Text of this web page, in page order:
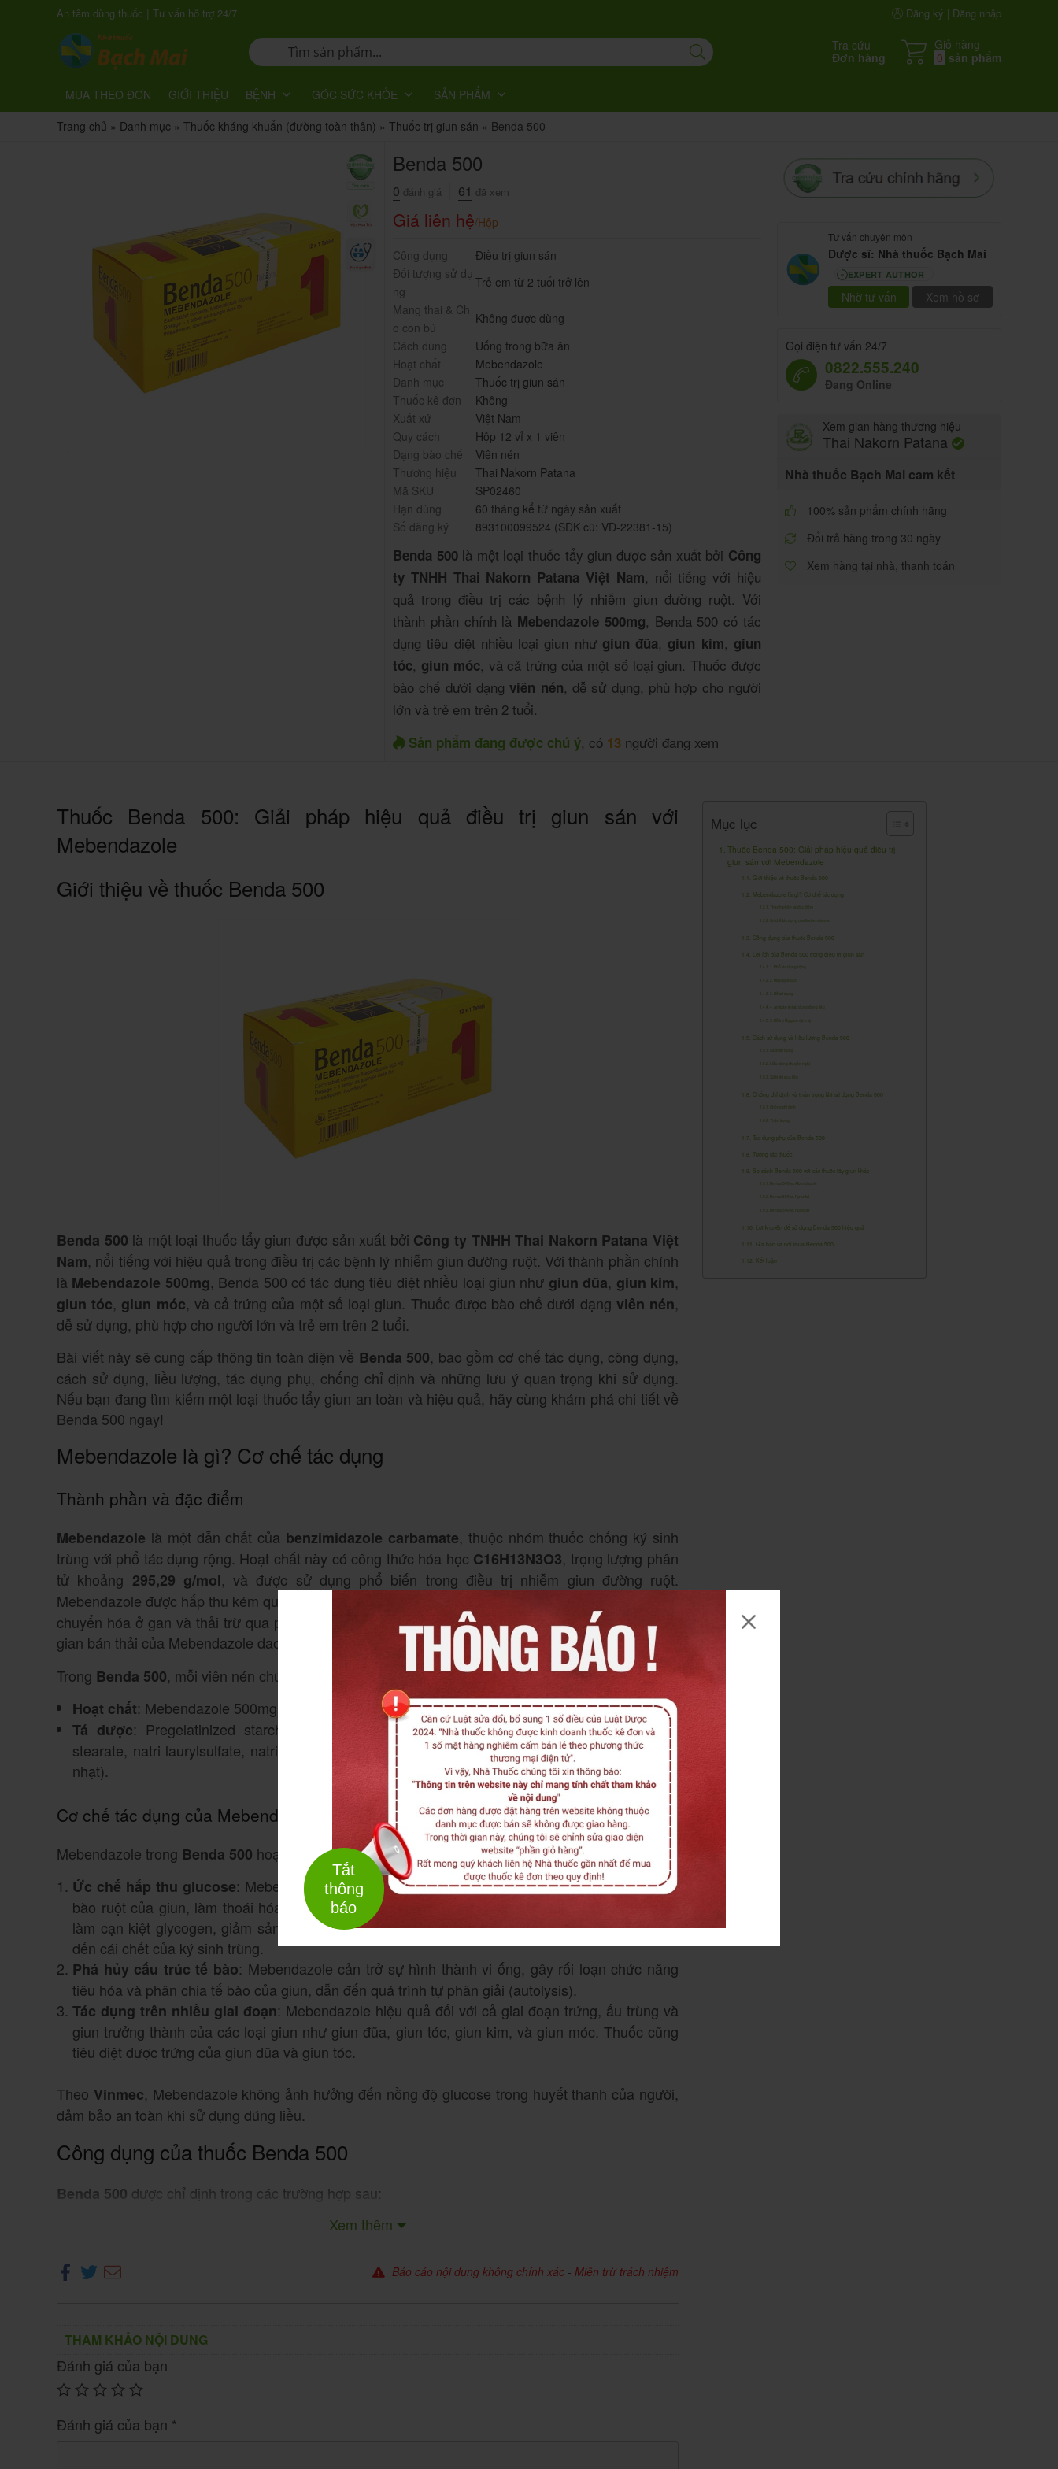
Tắt
thông
báo
An tâm dùng thuốc | Tư vấn hỗ trợ 24/7 Đăng ký | Đăng nhập
Tra cứu
Đơn hàng
Giỏ hàng
0 sản phẩm
MUA THEO ĐƠN GIỚI THIỆU BỆNH GÓC SỨC KHỎE
SẢN PHẨM
Trang chủ » Danh mục » Thuốc kháng khuẩn (đường toàn thân) » Thuốc trị giun sán » Benda 500
Benda 500
0 đánh giá 61 đã xem
Giá liên hệ/Hộp
Công dụng
Điều trị giun sán
Đối tượng sử dụ
ng
Trẻ em từ 2 tuổi trở lên
Mang thai & Ch
o con bú
Không được dùng
Cách dùng
Uống trong bữa ăn
Hoạt chất
Mebendazole
Danh mục
Thuốc trị giun sán
Thuốc kê đơn
Không
Xuất xứ
Việt Nam
Quy cách
Hộp 12 vỉ x 1 viên
Dạng bào chế
Viên nén
Thương hiệu
Thai Nakorn Patana
Mã SKU
SP02460
Hạn dùng
60 tháng kể từ ngày sản xuất
Số đăng ký
893100099524 (SĐK cũ: VD-22381-15)
Benda 500là một loại thuốc tẩy giun được sản xuất bởi Công
ty TNHH Thai Nakorn Patana Việt Nam, nổi tiếng với hiệu
quả trong điều trị các bệnh lý nhiễm giun đường ruột. Với
thành phần chính là Mebendazole 500mg, Benda 500 có tác
dụng tiêu diệt nhiều loại giun như giun đũa, giun kim, giun
tóc, giun móc, và cả trứng của một số loại giun. Thuốc được
bào chế dưới dạngviên nén, dễ sử dụng, phù hợp cho người
lớn và trẻ em trên 2 tuổi.
Sản phẩm đang được chú ý, có 13 người đang xem
Tư vấn chuyên môn
Dược sĩ: Nhà thuốc Bạch Mai
80 EXPERT AUTHOR
Nhờ tư vấn Xem hồ sơ
Gọi điện tư vấn 24/7
0822.555.240
Đang Online
Xem gian hàng thương hiệu
Thai Nakorn Patana
Nhà thuốc Bạch Mai cam kết
100% sản phẩm chính hãng
Đổi trả hàng trong 30 ngày
Xem hàng tại nhà, thanh toán
Thuốc Benda 500: Giải pháp hiệu quả điều trị giun sán với
Mebendazole
Giới thiệu về thuốc Benda 500
Benda 500 là một loại thuốc tẩy giun được sản xuất bởi Công ty TNHH Thai Nakorn Patana Việt
Nam, nổi tiếng với hiệu quả trong điều trị các bệnh lý nhiễm giun đường ruột. Với thành phần chính
là Mebendazole 500mg, Benda 500 có tác dụng tiêu diệt nhiều loại giun như giun đũa, giun kim,
giun tóc, giun móc, và cả trứng của một số loại giun. Thuốc được bào chế dưới dạng viên nén,
dễ sử dụng, phù hợp cho người lớn và trẻ em trên 2 tuổi.
Bài viết này sẽ cung cấp thông tin toàn diện về Benda 500, bao gồm cơ chế tác dụng, công dụng,
cách sử dụng, liều lượng, tác dụng phụ, chống chỉ định và những lưu ý quan trọng khi sử dụng.
Nếu bạn đang tìm kiếm một loại thuốc tẩy giun an toàn và hiệu quả, hãy cùng khám phá chi tiết về
Benda 500 ngay!
Mebendazole là gì? Cơ chế tác dụng
Thành phần và đặc điểm
Mebendazole là một dẫn chất của benzimidazole carbamate, thuộc nhóm thuốc chống ký sinh
trùng với phổ tác dụng rộng. Hoạt chất này có công thức hóa học C16H13N3O3, trọng lượng phân
tử khoảng 295,29 g/mol, và được sử dụng phổ biến trong điều trị nhiễm giun đường ruột.
Mebendazole được hấp thu kém qua đường tiêu hóa, với sinh khả dụng khoảng
chuyển hóa ở gan và thải trừ qua phân dưới dạng không đổi hoặc chất chuyển hóa bậc một. Thời
gian bán thải của Mebendazole dao động từ
2,5 đến 5,5 giờ.
Trong Benda 500, mỗi viên nén chứa:
Hoạt chất: Mebendazole 500mg.
Tá dược: Pregelatinized starch, calcium carbonate, silicon dioxide dạng keo, magnesium
stearate, natri laurylsulfate, natri croscarmellose, bột talc, FD & C Yellow No.6 (màu vàng kem
nhạt).
Cơ chế tác dụng của Mebendazole
Mebendazole trong Benda 500 hoạt động thông qua các cơ chế sau:
Ức chế hấp thu glucose: Mebendazole liên kết đặc hiệu vào các vi ống (microtubule) trong tế
bào ruột của giun, làm thoái hóa vi cấu trúc hình ống và ức chế sự hấp thu glucose. Điều này
làm cạn kiệt glycogen, giảm sản xuất ATP cần thiết cho sự sống và sinh trưởng của giun, dẫn
đến cái chết của ký sinh trùng.
Phá hủy cấu trúc tế bào: Mebendazole cản trở sự hình thành vi ống, gây rối loạn chức năng
tiêu hóa và phân chia tế bào của giun, dẫn đến quá trình tự phân giải (autolysis).
Tác dụng trên nhiều giai đoạn: Mebendazole hiệu quả đối với cả giai đoạn trứng, ấu trùng và
giun trưởng thành của các loại giun như giun đũa, giun tóc, giun kim, và giun móc. Thuốc cũng
tiêu diệt được trứng của giun đũa và giun tóc.
Theo Vinmec, Mebendazole không ảnh hưởng đến nồng độ glucose trong huyết thanh của người,
đảm bảo an toàn khi sử dụng đúng liều.
Công dụng của thuốc Benda 500
Xem thêm
Benda 500 được chỉ định trong các trường hợp sau:
Nhiễm một hoặc nhiều loại giun đường ruột:
Giun kim
(Enterobius vermicularis): Hiệu quả gần 100%, đặc biệt ở trẻ em.
Giun Capillaria
Nhiễm nang sán
nang sán, nhưng cần theo dõi chặt chẽ.
Dự phòng tái nhiễm
Theo Nhà thuốc Bạch Mai
Báo cáo nội dung không chính xác - Miễn trừ trách nhiệm
THAM KHẢO NỘI DUNG
Đánh giá của bạn
Đánh giá của bạn *
Mục lục
Thuốc Benda 500: Giải pháp hiệu quả điều trị
giun sán với Mebendazole
Giới thiệu về thuốc Benda 500
Mebendazole là gì? Cơ chế tác dụng
Thành phần và đặc điểm
Cơ chế tác dụng của Mebendazole
Công dụng của thuốc Benda 500
Lợi ích của Benda 500 trong điều trị giun sán
1. Phổ tác dụng rộng
2. Hiệu quả cao
3. Dễ sử dụng
4. An toàn khi sử dụng đúng liều
5. Hỗ trợ tẩy giun định kỳ
Cách sử dụng và liều lượng Benda 500
Cách sử dụng
Liều dùng khuyến nghị
Xử lý khi quá liều
Chống chỉ định và thận trọng khi sử dụng Benda 500
Chống chỉ định
Thận trọng
Tác dụng phụ của Benda 500
Tương tác thuốc
So sánh Benda 500 với các thuốc tẩy giun khác
Benda 500 vs. Albendazole
Benda 500 vs. Pyrantel
Benda 500 vs. Fugacar
Lời khuyên để sử dụng Benda 500 hiệu quả
Giá bán và nơi mua Benda 500
Kết luận